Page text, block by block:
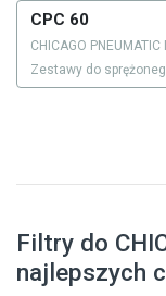
CPC 60
CHICAGO PNEUMATIC
Zestawy do
Filtry do
najlepszych